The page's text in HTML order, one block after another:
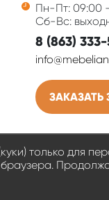
Пн-Пт: 09:00
Сб-Вс:
8 (863)
только для